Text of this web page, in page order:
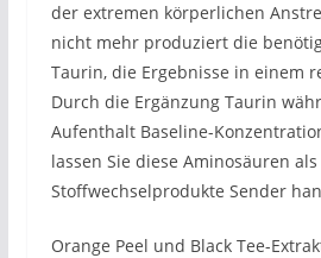
der extremen körperlichen
nicht mehr produziert die
Taurin, die Ergebnisse in einem
Durch die Ergänzung Taurin
Aufenthalt Baseline-
lassen Sie diese Aminosäuren als
Stoffwechselprodukte Sender
Orange Peel und Black Tee-